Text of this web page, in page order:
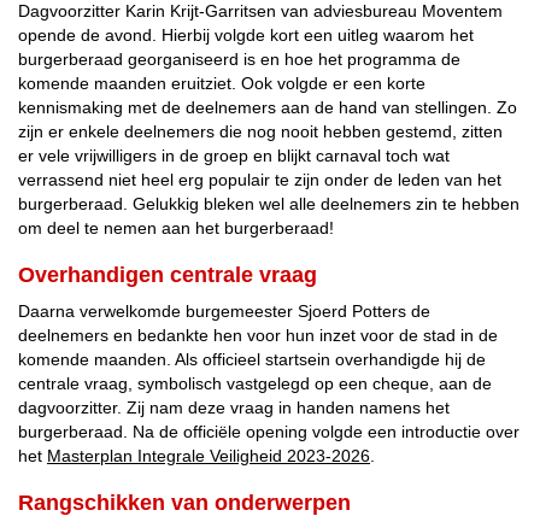
Dagvoorzitter Karin Krijt-Garritsen van adviesbureau Moventem
opende de avond. Hierbij volgde kort een uitleg waarom het
burgerberaad georganiseerd is en hoe het programma de
komende maanden eruitziet. Ook volgde er een korte
kennismaking met de deelnemers aan de hand van stellingen. Zo
zijn er enkele deelnemers die nog nooit hebben gestemd, zitten
er vele vrijwilligers in de groep en blijkt carnaval toch wat
verrassend niet heel erg populair te zijn onder de leden van het
burgerberaad. Gelukkig bleken wel alle deelnemers zin te hebben
om deel te nemen aan het burgerberaad!
Overhandigen centrale vraag
Daarna verwelkomde burgemeester Sjoerd Potters de
deelnemers en bedankte hen voor hun inzet voor de stad in de
komende maanden. Als officieel startsein overhandigde hij de
centrale vraag, symbolisch vastgelegd op een cheque, aan de
dagvoorzitter. Zij nam deze vraag in handen namens het
burgerberaad. Na de officiële opening volgde een introductie over
het Masterplan Integrale Veiligheid 2023-2026
Rangschikken van onderwerpen